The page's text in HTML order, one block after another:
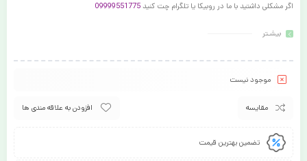
اگر مشکلی داشتید با ما در روبیکا یا تلگرام چت کنید09999551775
بیشـتر
موجود نیست
مقایسه افزودن به علاقه مندی ها
تضمین بهترین قیمت